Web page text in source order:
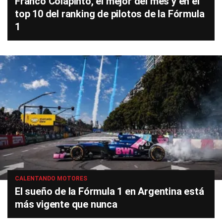
top 10 del ranking de pilotos de la Fórmula
1
CALENTANDO MOTORES
El sueño de la Fórmula 1 en Argentina está
más vigente que nunca